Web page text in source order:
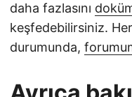
daha fazlasını
keşfedebilirsiniz.
durumunda,